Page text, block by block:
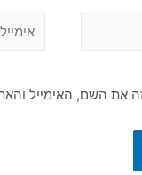
את השם, האימייל